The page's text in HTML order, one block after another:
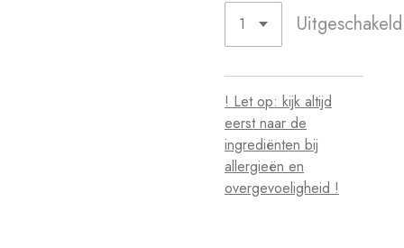
Uitgeschakeld
! Let op: kijk altijd
eerst naar de
ingrediënten bij
allergieën en
overgevoeligheid !